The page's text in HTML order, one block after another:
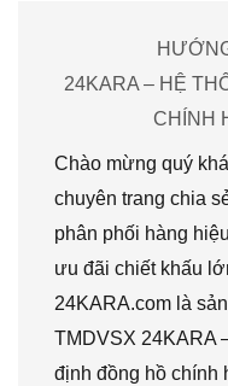
24KARA – HỆ
CHÍNH
Chào mừng quý
chuyên trang chia
phân phối hàng
ưu đãi chiết khấu
24KARA.com là
TMDVSX 24KARA
định đồng hồ chính